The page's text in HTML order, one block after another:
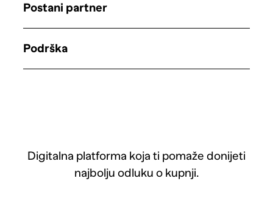
Digitalna platforma koja ti pomaže donijeti
najbolju odluku o kupnji.
Postani partner
Podrška